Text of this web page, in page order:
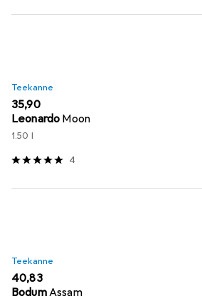
Teekanne
EUR
35,90
Leonardo Moon
1.50 l
4
Teekanne
EUR
40,83
BodumAssam